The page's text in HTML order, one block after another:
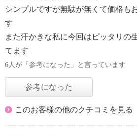
シンプルですが無駄が無くて価格も
す
また汗かきな私に今回はピッタリの
てます
6人が「参考になった」と言っています
参考になった
このお客様の他のクチコミを見る